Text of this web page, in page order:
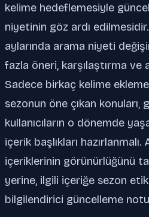
kelime hedeflemesiyle
niyetinin göz ardı
aylarında arama niyeti
fazla öneri, karşılaştırma ve
Sadece birkaç kelime
sezonun öne çıkan
kullanıcıların o dönemde
içerik başlıkları hazırlanmalı.
içeriklerinin görünürlüğünü
yerine, ilgili içeriğe sezon
bilgilendirici güncelleme